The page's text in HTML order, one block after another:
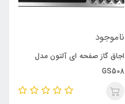
ناموجود
اجاق گاز صفحه ای آلتون مدل
GS508